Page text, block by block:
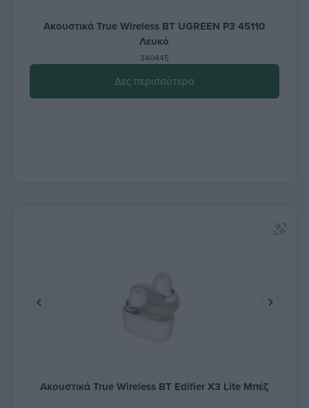
Ακουστικά True Wireless BT UGREEN P3 45110
Λευκό
340445
Δες περισσότερα
Ακουστικά True Wireless ΒΤ Edifier X3 Lite Μπέζ